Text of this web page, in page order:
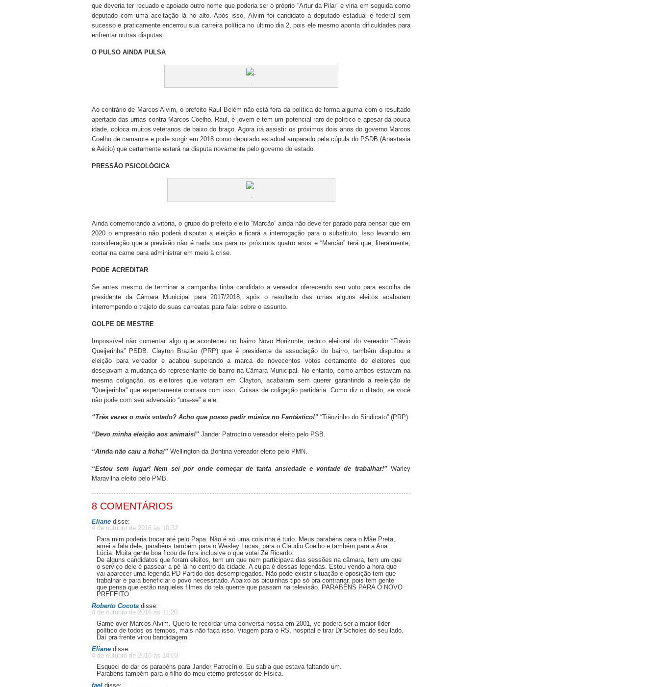
que deveria ter recuado e apoiado outro nome que poderia ser o próprio “Artur da Pilar” e viria em seguida como
deputado com uma aceitação lá no alto. Após isso, Alvim foi candidato a deputado estadual e federal sem
sucesso e praticamente encerrou sua carreira política no último dia 2, pois ele mesmo aponta dificuldades para
enfrentar outras disputas.
O PULSO AINDA PULSA
Ao contrário de Marcos Alvim, o prefeito Raul Belém não está fora da política de forma alguma com o resultado
apertado das urnas contra Marcos Coelho. Raul, é jovem e tem um potencial raro de político e apesar da pouca
idade, coloca muitos veteranos de baixo do braço. Agora irá assistir os próximos dois anos do governo Marcos
Coelho de camarote e pode surgir em 2018 como deputado estadual amparado pela cúpula do PSDB (Anastasia
e Aécio) que certamente estará na disputa novamente pelo governo do estado.
PRESSÃO PSICOLÓGICA
Ainda comemorando a vitória, o grupo do prefeito eleito “Marcão” ainda não deve ter parado para pensar que em
2020 o empresário não poderá disputar a eleição e ficará a interrogação para o substituto. Isso levando em
consideração que a previsão não é nada boa para os próximos quatro anos e “Marcão” terá que, literalmente,
cortar na carne para administrar em meio à crise.
PODE ACREDITAR
Se antes mesmo de terminar a campanha tinha candidato a vereador oferecendo seu voto para escolha de
presidente da Câmara Municipal para 2017/2018, após o resultado das urnas alguns eleitos acabaram
interrompendo o trajeto de suas carreatas para falar sobre o assunto.
GOLPE DE MESTRE
Impossível não comentar algo que aconteceu no bairro Novo Horizonte, reduto eleitoral do vereador “Flávio
Queijerinha” PSDB. Clayton Brazão (PRP) que é presidente da associação do bairro, também disputou a
eleição para vereador e acabou superando a marca de novecentos votos certamente de eleitores que
desejavam a mudança do representante do bairro na Câmara Municipal. No entanto, como ambos estavam na
mesma coligação, os eleitores que votaram em Clayton, acabaram sem querer garantindo a reeleição de
“Queijerinha” que espertamente contava com isso. Coisas de coligação partidária. Como diz o ditado, se você
não pode com seu adversário “una-se” a ele.
“Três vezes o mais votado? Acho que posso pedir música no Fantástico!” “Tiãozinho do Sindicato” (PRP).
“Devo minha eleição aos animais!” Jander Patrocínio vereador eleito pelo PSB.
“Ainda não caiu a ficha!” Wellington da Bontina vereador eleito pelo PMN.
“Estou sem lugar! Nem sei por onde começar de tanta ansiedade e vontade de trabalhar!”Warley
Maravilha eleito pelo PMB.
8 COMENTÁRIOS
Eliane disse:
4 de outubro de 2016 às 10:32
Para mim poderia trocar até pelo Papa. Não é só uma coisinha é tudo. Meus parabéns para o Mãe Preta,
amei a fala dele, parabéns também para o Wesley Lucas, para o Cláudio Coelho e também para a Ana
Lúcia. Muita gente boa ficou de fora inclusive o que votei Zé Ricardo.
De alguns candidatos que foram eleitos, tem um que nem participava das sessões na câmara, tem um que
o serviço dele é passear a pé lá no centro da cidade. A culpa é dessas legendas. Estou vendo a hora que
vai aparecer uma legenda PD Partido dos desempregados. Não pode existir situação e oposição tem que
trabalhar é para beneficiar o povo necessitado. Abaixo as picuinhas tipo só pra contrariar, pois tem gente
que pensa que estão naqueles filmes do tela quente que passam na televisão. PARABÉNS PARA O NOVO
PREFEITO.
Roberto Cocota disse:
4 de outubro de 2016 às 11:20
Game over Marcos Alvim. Quero te recordar uma conversa nossa em 2001, vc poderá ser a maior líder
político de todos os tempos, mais não faça isso. Viagem para o RS, hospital e tirar Dr Scholes do seu lado.
Daí pra frente virou bandidagem
Eliane disse:
4 de outubro de 2016 às 14:03
Esqueci de dar os parabéns para Jander Patrocínio. Eu sabia que estava faltando um.
Parabéns também para o filho do meu eterno professor de Física.
fael disse: